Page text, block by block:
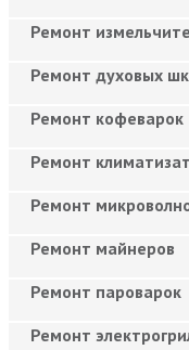
Ремонт
Ремонт духовых
Ремонт кофеварок
Ремонт
Ремонт
Ремонт майнеров
Ремонт пароварок
Ремонт